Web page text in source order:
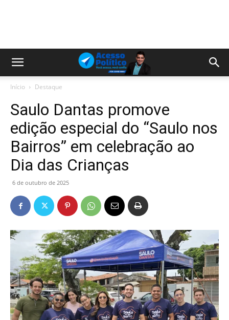
Início Destaque
Saulo Dantas promove
edição especial do “Saulo nos
Bairros” em celebração ao
Dia das Crianças
6 de outubro de 2025